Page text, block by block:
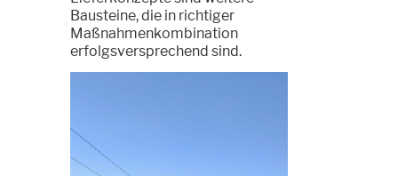
Bausteine, die in richtiger
Maßnahmenkombination
erfolgsversprechend sind.